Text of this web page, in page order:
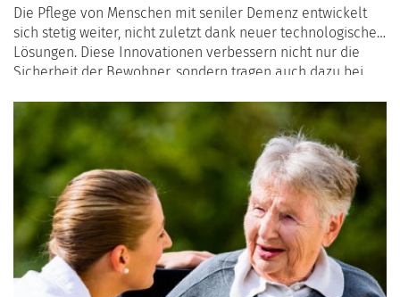
Die Pflege von Menschen mit seniler Demenz entwickelt
sich stetig weiter, nicht zuletzt dank neuer technologischer
Lösungen. Diese Innovationen verbessern nicht nur die
Sicherheit der Bewohner, sondern tragen auch dazu bei,
entlasten. In diesem Artikel werfen wir einen Blick auf die
neuesten technologischen Fortschritte, die in Altersheimen
in der Schweiz zum Einsatz kommen.